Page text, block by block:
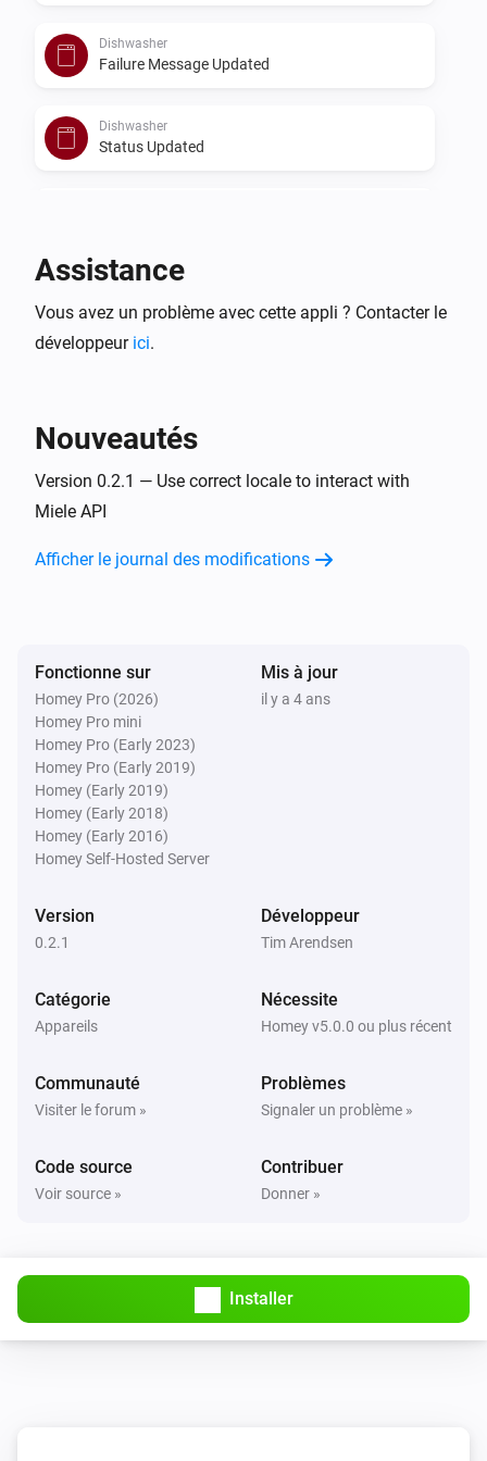
Dishwasher
Failure Message Updated
Dishwasher
Status Updated
Eco Feedback Updated
Program Updated
Remaining Time Updated
Dryer
Status Updated
Freezer
La température cible a été modifiée
Freezer
Fridge
Fridge
La température cible a été modifiée
Assistance
Vous avez un problème avec cette appli ? Contacter le
développeur ici.
Nouveautés
Version 0.2.1 — Use correct locale to interact with
Miele API
Afficher le journal des modifications
Fonctionne sur
Homey Pro (2026)
Homey Pro mini
Homey Pro (Early 2023)
Homey Pro (Early 2019)
Homey (Early 2019)
Homey (Early 2018)
Homey (Early 2016)
Homey Self-Hosted Server
Mis à jour
il y a 4 ans
Version
0.2.1
Développeur
Tim Arendsen
Catégorie
Appareils
Nécessite
Homey v5.0.0 ou plus récent
Communauté
Visiter le forum »
Problèmes
Signaler un problème »
Code source
Voir source »
Contribuer
Donner »
Installer